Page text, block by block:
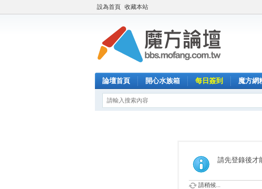
設為首頁 收藏本站
論壇首頁 開心水族箱 每日簽到 魔方網
請先登錄後才
請稍候...